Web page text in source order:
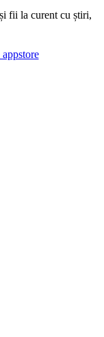
fii la curent cu știri,